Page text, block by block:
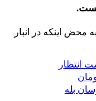
محض اینکه در انبار
انتظار
بله